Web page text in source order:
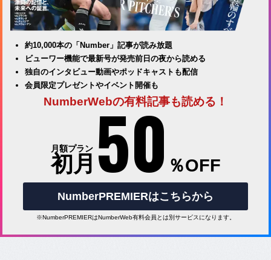
約10,000本の「Number」記事が読み放題
ビューワー機能で最新号が発売前日の夜から読める
独自のインタビュー動画やポッドキャストも配信
会員限定プレゼントやイベント開催も
NumberWebの有料記事も読める！
月額プラン
初月 50 ％OFF
NumberPREMIERはこちらから
※NumberPREMIERはNumberWeb有料会員とは別サービスになります。